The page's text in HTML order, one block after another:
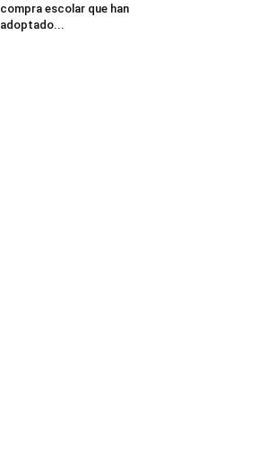
compra escolar que han
adoptado...